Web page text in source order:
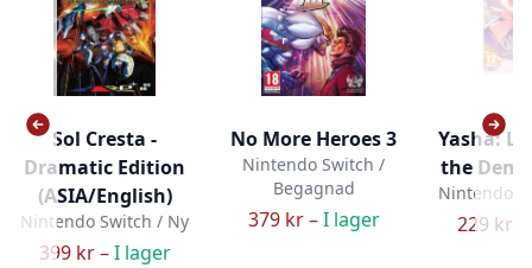
Sol Cresta -
Dramatic Edition
(ASIA/English)
Nintendo Switch / Ny
399 kr –I lager
No More Heroes 3
Nintendo Switch /
Begagnad
379 kr –I lager
Yasha:
the
Nintendo
229 kr –